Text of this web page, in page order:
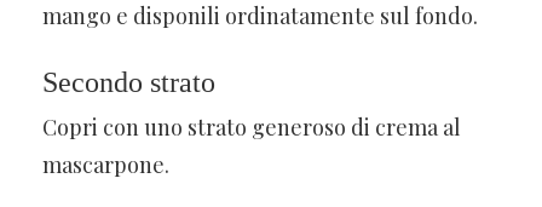
mango e disponili ordinatamente sul fondo.
Secondo strato
Copri con uno strato generoso di crema al
mascarpone.